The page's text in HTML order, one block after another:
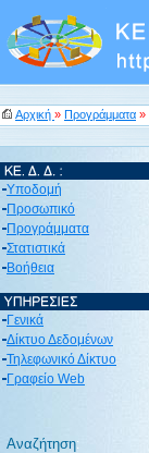
Αρχική » Προγράμματα »
Υποδομή
Προσωπικό
Προγράμματα
Στατιστικά
Βοήθεια
Γενικά
Δίκτυο Δεδομένων
Τηλεφωνικό Δίκτυο
Γραφείο Web
Αναζήτηση: